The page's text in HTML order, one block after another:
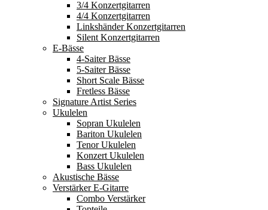
3/4 Konzertgitarren
4/4 Konzertgitarren
Linkshänder Konzertgitarren
Silent Konzertgitarren
E-Bässe
4-Saiter Bässe
5-Saiter Bässe
Short Scale Bässe
Fretless Bässe
Signature Artist Series
Ukulelen
Sopran Ukulelen
Bariton Ukulelen
Tenor Ukulelen
Konzert Ukulelen
Bass Ukulelen
Akustische Bässe
Verstärker E-Gitarre
Combo Verstärker